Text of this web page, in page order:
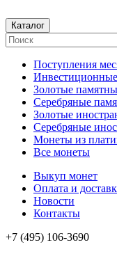
Каталог
Поступления
Золотые
Серебряные
Золотые
Серебряные
Монеты из
Все монеты
Выкуп монет
Оплата и
Новости
Контакты
+7 (495) 106-3690